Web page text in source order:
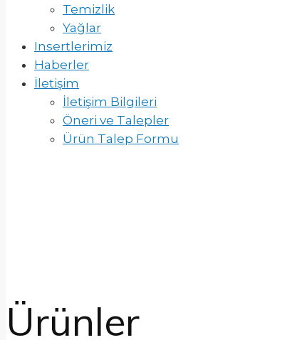
Temizlik
Yağlar
Insertlerimiz
Haberler
İletişim
İletişim Bilgileri
Öneri ve Talepler
Ürün Talep Formu
Ürünler